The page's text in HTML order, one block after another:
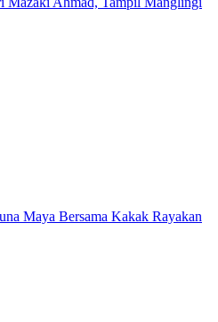
Maya Bersama Kakak Rayakan